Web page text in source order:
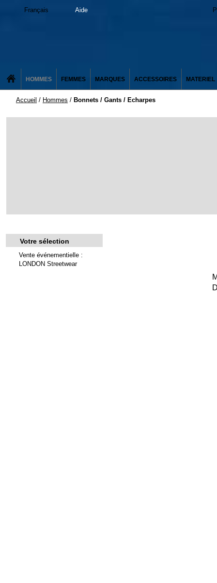
Français Aide
HOMMES FEMMES MARQUES ACCESSOIRES MATERIEL
Accueil / Hommes / Bonnets / Gants / Echarpes
Votre sélection
Vente événementielle :
LONDON Streetwear